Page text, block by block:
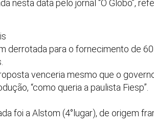
nesta data pelo jornal “O Globo”,
derrotada para o fornecimento de
venceria mesmo que o
“como queria a paulista Fiesp”.
foi a Alstom (4°lugar), de origem